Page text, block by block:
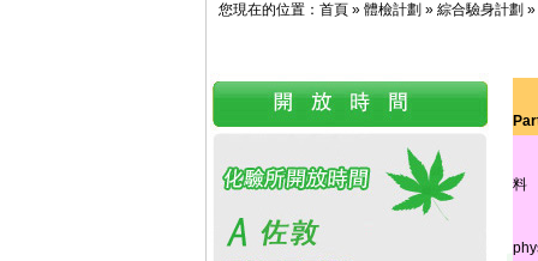
您現在的位置： 首頁 » 體檢計劃 » 綜合驗身計劃 »
料